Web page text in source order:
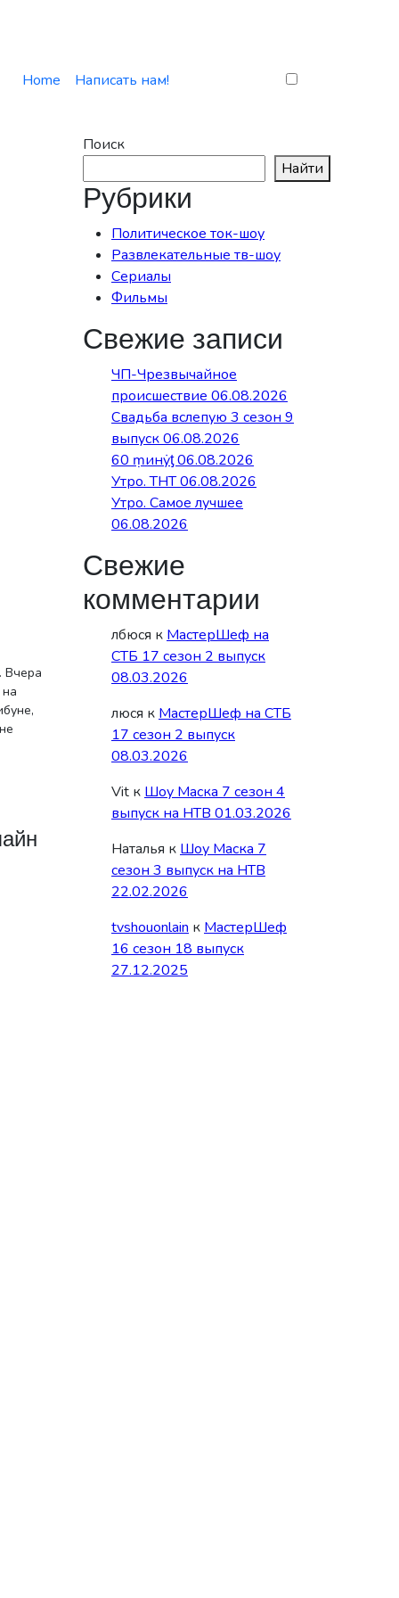
Home Написать нам!
Вчера
Поиск
Найти
Рубрики
Политическое ток-шоу
Развлекательные тв-шоу
Сериалы
Фильмы
Свежие записи
ЧП-Чрезвычайное
происшествие 06.08.2026
Свадьба вслепую 3 сезон 9
выпуск 06.08.2026
60 ṃинẏƫ 06.08.2026
Утро. ТНТ 06.08.2026
Утро. Самое лучшее
06.08.2026
Свежие
комментарии
лбюся к МастерШеф на
СТБ 17 сезон 2 выпуск
08.03.2026
люся к МастерШеф на СТБ
17 сезон 2 выпуск
08.03.2026
Vit к Шоу Маска 7 сезон 4
выпуск на НТВ 01.03.2026
Наталья к Шоу Маска 7
сезон 3 выпуск на НТВ
22.02.2026
tvshouonlain к МастерШеф
16 сезон 18 выпуск
27.12.2025